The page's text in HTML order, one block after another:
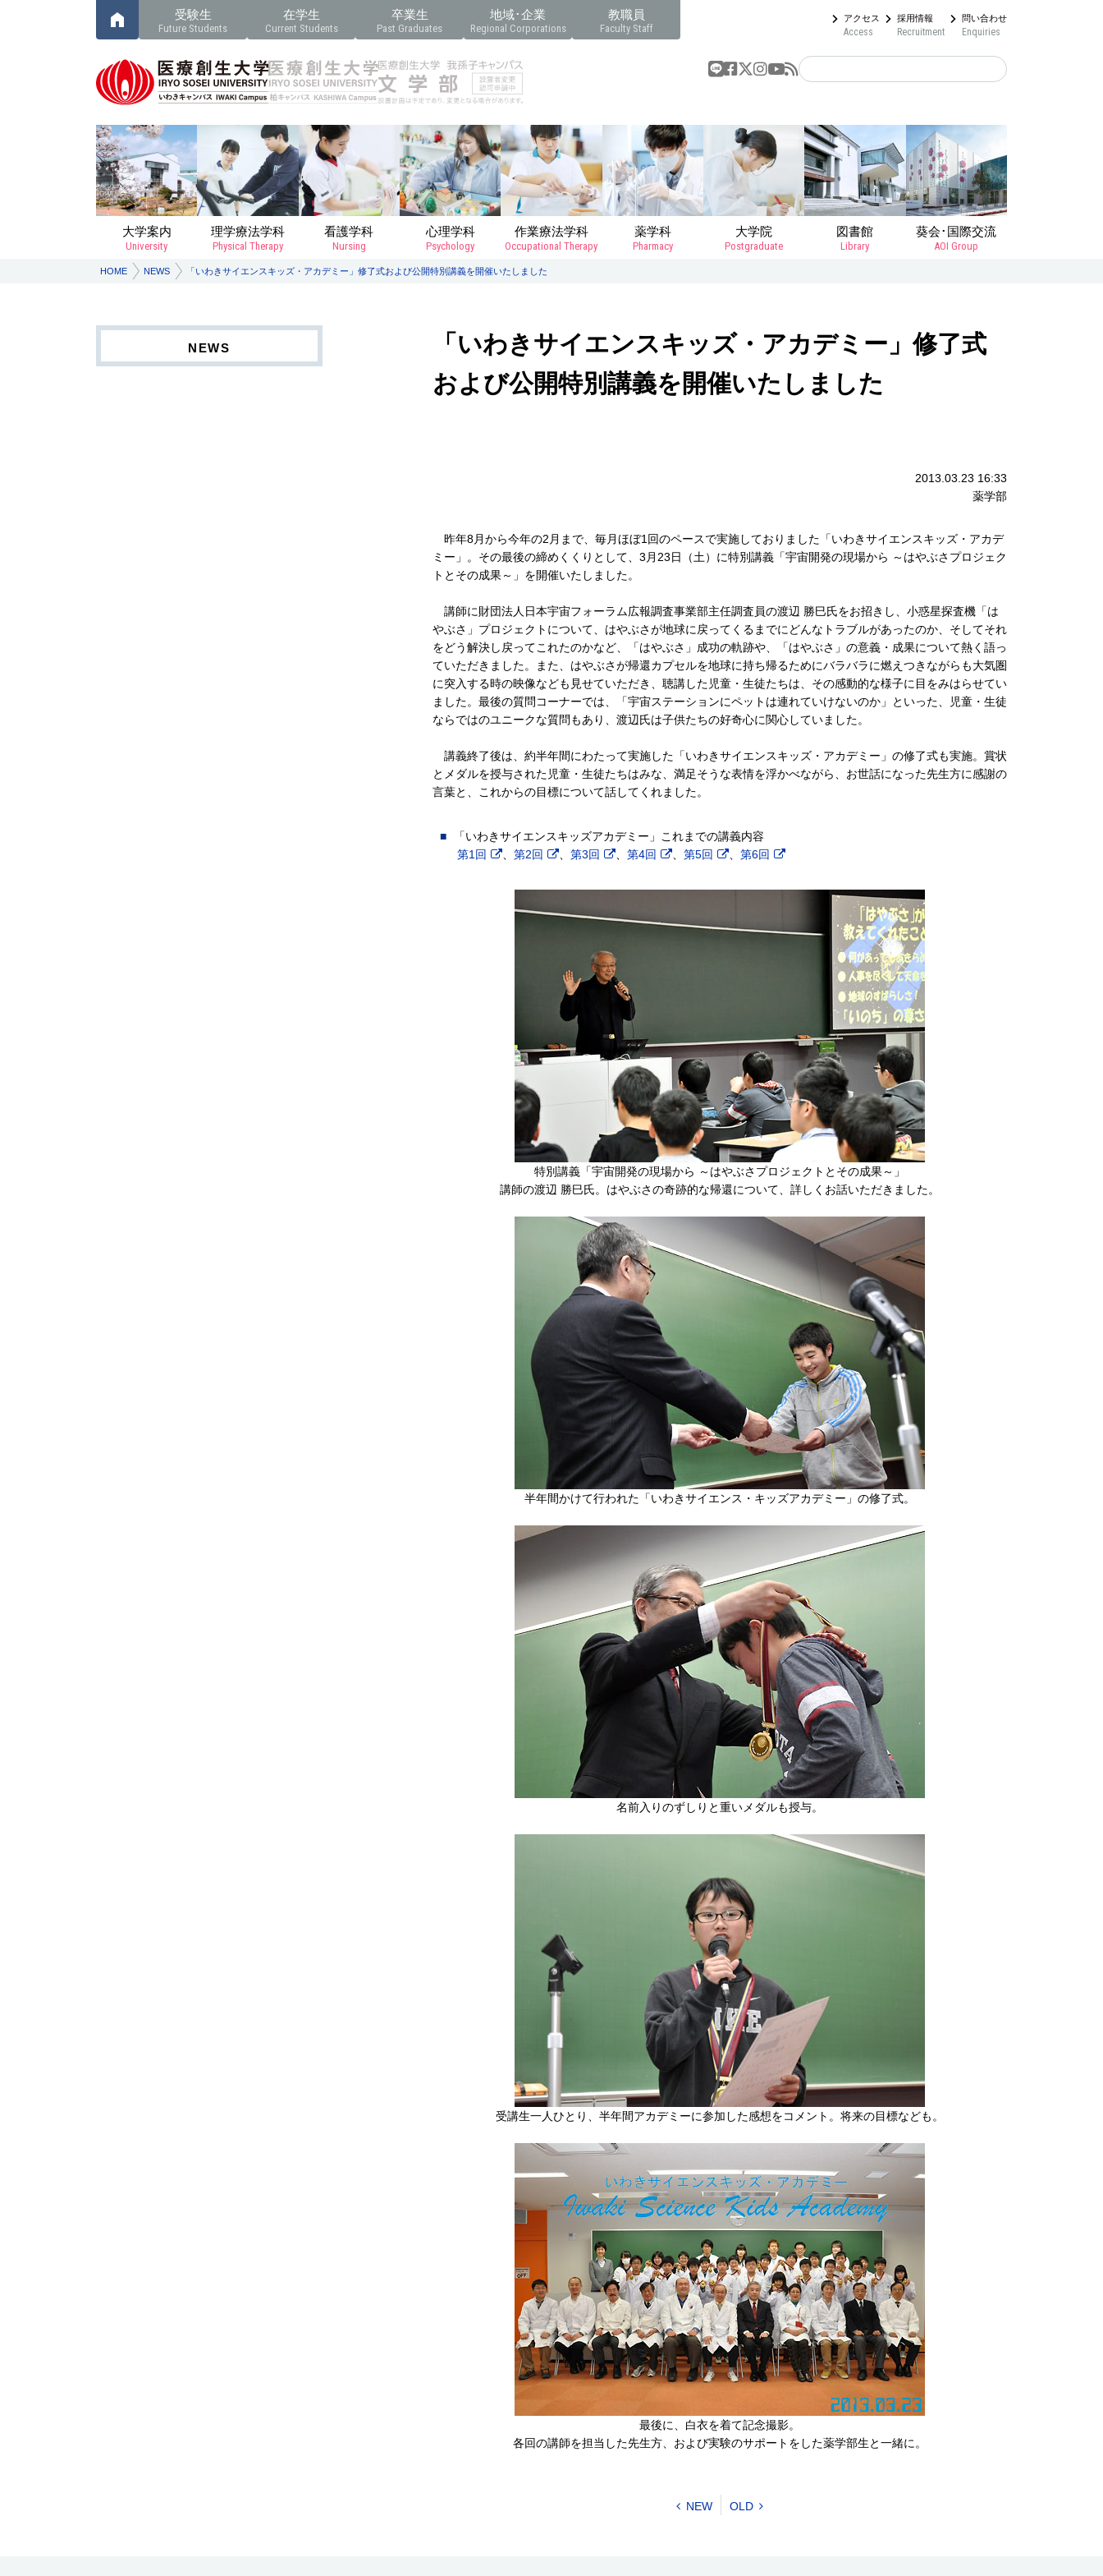
受験生
Future Students
在学生
Current Students
卒業生
Past Graduates
地域･企業
Regional Corporations
教職員
Faculty Staff
アクセス
Access
採用情報
Recruitment
問い合わせ
Enquiries
大学案内
University
理学療法学科
Physical Therapy
看護学科
Nursing
心理学科
Psychology
作業療法学科
Occupational Therapy
薬学科
Pharmacy
大学院
Postgraduate
図書館
Library
葵会･国際交流
AOI Group
HOME NEWS 「いわきサイエンスキッズ・アカデミー」修了式および公開特別講義を開催いたしました
「いわきサイエンスキッズ・アカデミー」修了式
および公開特別講義を開催いたしました
2013.03.23 16:33
薬学部
昨年8月から今年の2月まで、毎月ほぼ1回のペースで実施しておりました「いわきサイエンスキッズ・アカデ
ミー」。その最後の締めくくりとして、3月23日（土）に特別講義「宇宙開発の現場から ～はやぶさプロジェク
トとその成果～」を開催いたしました。
講師に財団法人日本宇宙フォーラム広報調査事業部主任調査員の渡辺 勝巳氏をお招きし、小惑星探査機「は
やぶさ」プロジェクトについて、はやぶさが地球に戻ってくるまでにどんなトラブルがあったのか、そしてそれ
をどう解決し戻ってこれたのかなど、「はやぶさ」成功の軌跡や、「はやぶさ」の意義・成果について熱く語っ
ていただきました。また、はやぶさが帰還カプセルを地球に持ち帰るためにバラバラに燃えつきながらも大気圏
に突入する時の映像なども見せていただき、聴講した児童・生徒たちは、その感動的な様子に目をみはらせてい
ました。最後の質問コーナーでは、「宇宙ステーションにペットは連れていけないのか」といった、児童・生徒
ならではのユニークな質問もあり、渡辺氏は子供たちの好奇心に関心していました。
講義終了後は、約半年間にわたって実施した「いわきサイエンスキッズ・アカデミー」の修了式も実施。賞状
とメダルを授与された児童・生徒たちはみな、満足そうな表情を浮かべながら、お世話になった先生方に感謝の
言葉と、これからの目標について話してくれました。
「いわきサイエンスキッズアカデミー」これまでの講義内容
第1回
第2回 第3回 第4回 第5回 第6回
特別講義「宇宙開発の現場から ～はやぶさプロジェクトとその成果～」
講師の渡辺 勝巳氏。はやぶさの奇跡的な帰還について、詳しくお話いただきました。
半年間かけて行われた「いわきサイエンス・キッズアカデミー」の修了式。
名前入りのずしりと重いメダルも授与。
受講生一人ひとり、半年間アカデミーに参加した感想をコメント。将来の目標なども。
最後に、白衣を着て記念撮影。
各回の講師を担当した先生方、および実験のサポートをした薬学部生と一緒に。
NEW OLD
NEWS